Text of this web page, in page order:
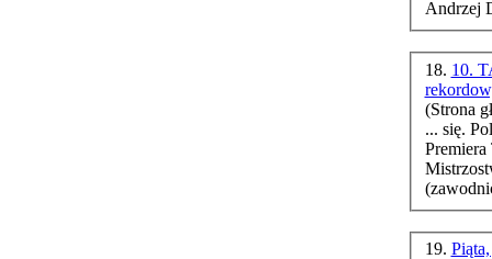
18. 10.
(Strona
... się. Polski rekord trasy w Życiowej Dziesiątce im.
19.